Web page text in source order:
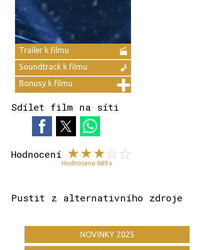
Trailer k filmu
Soundtrack k filmu
Bonusy k filmu
Sdílet film na síti
Hodnocení
Hodnoceno 689 x
Pustit z alternativního zdroje
NOVINKY 2025